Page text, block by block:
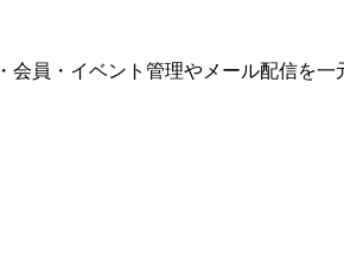
員・イベント管理やメール配信を一